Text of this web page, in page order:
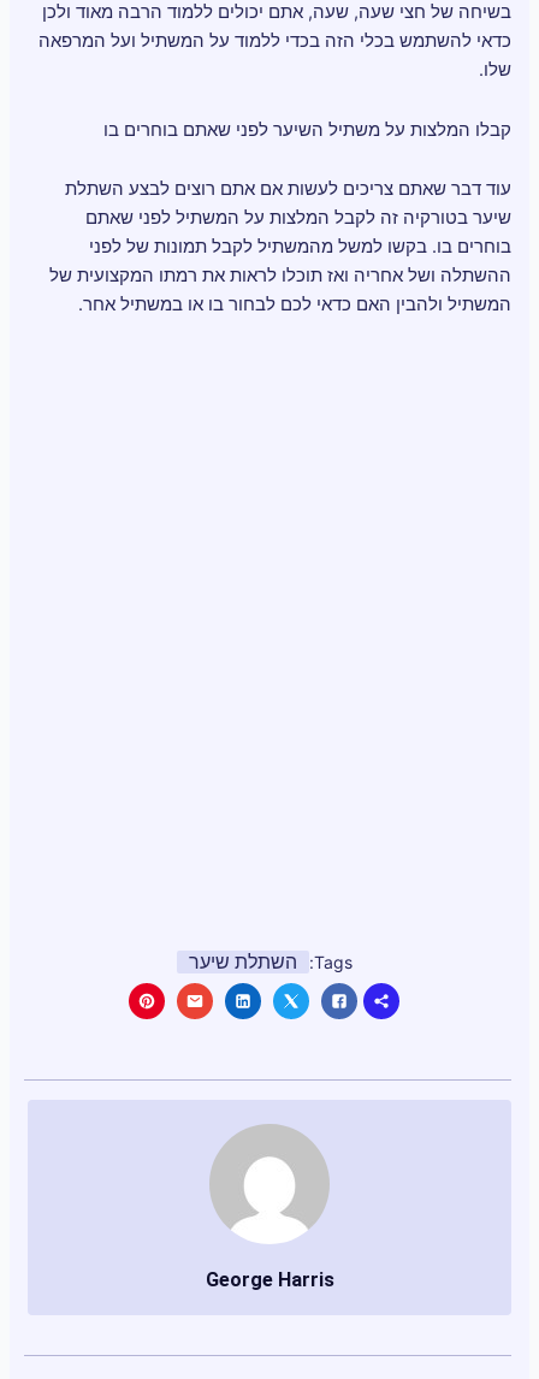
בשיחה של חצי שעה, שעה, אתם יכולים ללמוד הרבה מאוד ולכן
כדאי להשתמש בכלי הזה בכדי ללמוד על המשתיל ועל המרפאה
שלו.
קבלו המלצות על משתיל השיער לפני שאתם בוחרים בו
עוד דבר שאתם צריכים לעשות אם אתם רוצים לבצע השתלת
שיער בטורקיה זה לקבל המלצות על המשתיל לפני שאתם
בוחרים בו. בקשו למשל מהמשתיל לקבל תמונות של לפני
ההשתלה ושל אחריה ואז תוכלו לראות את רמתו המקצועית של
המשתיל ולהבין האם כדאי לכם לבחור בו או במשתיל אחר.
Tags: השתלת שיער
George Harris